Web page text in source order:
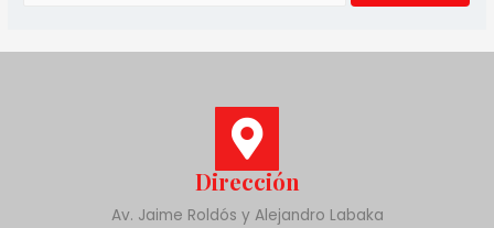
Dirección
Av. Jaime Roldós y Alejandro Labaka